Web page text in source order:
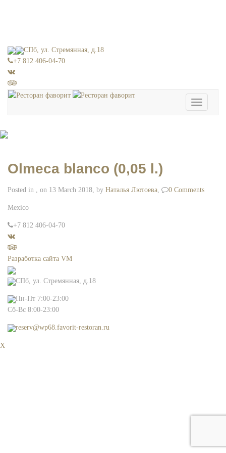
СПб, ул. Стремянная, д.18
+7 812 406-04-70
Toggle
navigation
Olmeca blanco (0,05 l.)
Posted in , on 13 March 2018, by Наталья Лютоева, 0 Comments
Mexico
+7 812 406-04-70
Разработка сайта VM
СПб, ул. Стремянная, д.18
Пн-Пт 7:00-23:00
Сб-Вс 8:00-23:00
reserv@wp68.favorit-restoran.ru
X